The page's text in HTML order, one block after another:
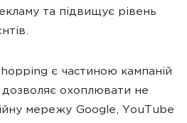
та підвищує рівень
є частиною кампаній
охоплювати не
мережу Google, YouTube